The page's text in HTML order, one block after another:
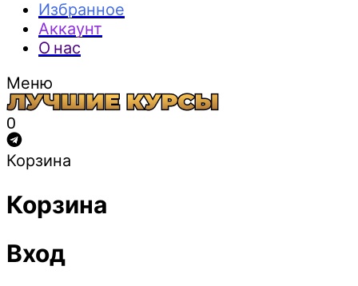
Избранное
Аккаунт
О нас
Меню
0
Корзина
Корзина
Вход